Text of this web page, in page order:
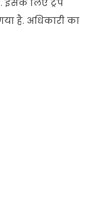
लिए ट्रंप
है. अधिकारी का